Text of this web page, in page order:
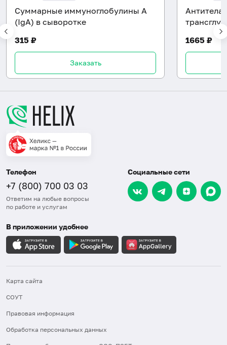
Суммарные иммуноглобулины A
(IgA) в сыворотке
315 ₽
Заказать
Антитела
1665 ₽
Телефон
+7 (800) 700 03 03
Ответим на любые вопросы
по работе и услугам
Социальные сети
В приложении удобнее
Карта сайта
СОУТ
Правовая информация
Обработка персональных данных